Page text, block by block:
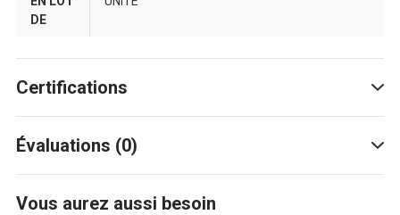
DE
Certifications
Évaluations (0)
Vous aurez aussi besoin